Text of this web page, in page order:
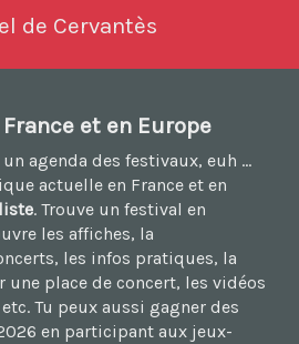
de Cervantès
et en Europe
agenda des festivaux, euh ...
actuelle en France et en
. Trouve un festival en
les affiches, la
les infos pratiques, la
place de concert, les vidéos
Tu peux aussi gagner des
en participant aux jeux-